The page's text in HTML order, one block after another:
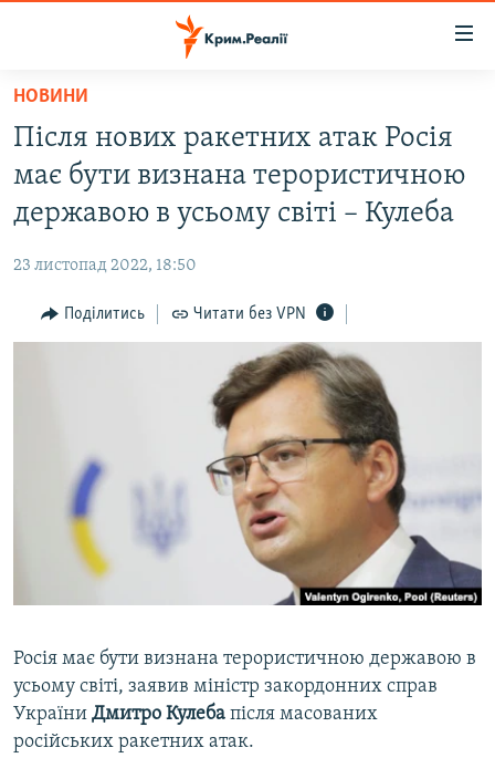
Перейти
основного
матеріалу
до
основної
Перейти
до
ВОДА.КРИМ
ВІДЕО ТА ФОТО
БЛОГИ
ПОГЛЯД
ДЕПОРТАЦІЯ
ВІДЕОУРОКИ «ELIFBE»
СВІДЧЕННЯ ОКУПАЦІЇ
ЯК ОБІЙТИ БЛОКУВАННЯ
Русский
Qırımtatar
Усі сайти RFE/RL
НОВИНИ
Після нових ракетних атак Росія
має бути визнана терористичною
державою в усьому світі – Кулеба
23 листопад 2022, 18:50
Поділитись Читати без VPN
Росія має бути визнана терористичною державою в
усьому світі, заявив міністр закордонних справ
України Дмитро Кулеба після масованих
російських ракетних атак.